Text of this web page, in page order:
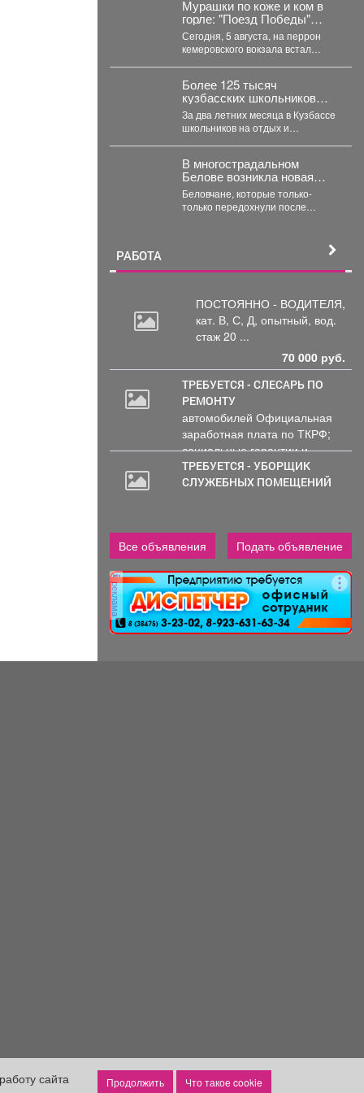
Мурашки по коже и ком в
горле: "Поезд Победы"
приехал в Кемерово
Сегодня, 5 августа, на перрон
кемеровского вокзала встал
Более 125 тысяч
кузбасских школьников
уже отдохнули в лагерях,
походах и санаториях
За два летних месяца в Кузбассе
школьников на отдых и
В многострадальном
Белове возникла новая
напасть – что на этот раз
Беловчане, которые только-
только передохнули после
РАБОТА
ПОСТОЯННО - ВОДИТЕЛЯ,
кат. В, С, Д, опытный, вод.
стаж 20 ...
70 000 руб.
ТРЕБУЕТСЯ - СЛЕСАРЬ ПО
РЕМОНТУ
автомобилей Официальная
заработная плата по ТКРФ;
социальные гарантии и
уверенность в...
ТРЕБУЕТСЯ - УБОРЩИК
СЛУЖЕБНЫХ ПОМЕЩЕНИЙ
Все объявления Подать объявление
реклама
сайта
Что такое cookie